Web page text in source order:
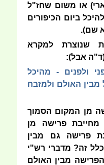
ארי) או משום שחז"ל
ביום הכיפורים
שם).
שנוצרת למקרא
אבל):
ולפנים - מהיכל
האולם ולמזבח
מן המקום הסמוך
פרישה מן
פרישה גם מבין
זה? מדברי רש"י
מבין האולם